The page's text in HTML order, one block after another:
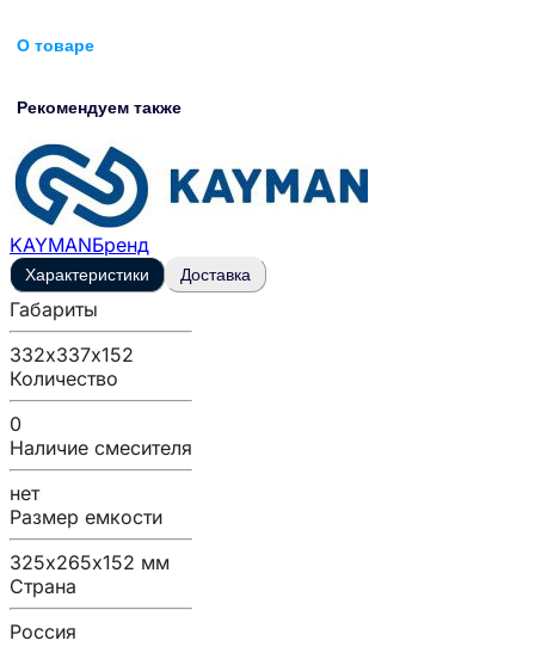
О товаре
Рекомендуем также
KAYMANБренд
Характеристики Доставка
Габариты
332х337х152
Количество
0
Наличие смесителя
нет
Размер емкости
325х265х152 мм
Страна
Россия